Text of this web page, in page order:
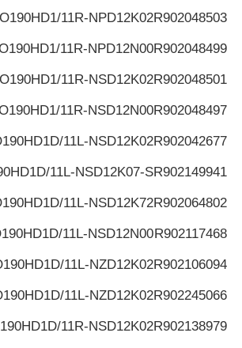
R902048503
11R-NPD12K02
R902048499
11R-NPD12N00
R902048501
11R-NSD12K02
R902048497
11R-NSD12N00
R902042677
11L-NSD12K02
R902149941
11L-NSD12K07-S
R902064802
11L-NSD12K72
R902117468
11L-NSD12N00
R902106094
11L-NZD12K02
R902245066
11L-NZD12K02
R902138979
11R-NSD12K02